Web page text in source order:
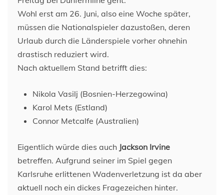
Wohl erst am 26. Juni, also eine Woche später,
müssen die Nationalspieler dazustoßen, deren
Urlaub durch die Länderspiele vorher ohnehin
drastisch reduziert wird.
Nach aktuellem Stand betrifft dies:
Nikola Vasilj (Bosnien-Herzegowina)
Karol Mets (Estland)
Connor Metcalfe (Australien)
Eigentlich würde dies auch Jackson Irvine
betreffen. Aufgrund seiner im Spiel gegen
Karlsruhe erlittenen Wadenverletzung ist da aber
aktuell noch ein dickes Fragezeichen hinter.